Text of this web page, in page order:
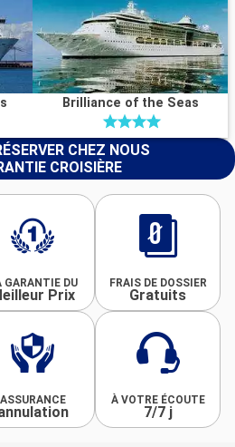
Brilliance of the Seas
CHEZ NOUS
CROISIÈRE
GARANTIE DU
Prix
FRAIS DE DOSSIER
Gratuits
ASSURANCE À VOTRE ÉCOUTE
7/7 j